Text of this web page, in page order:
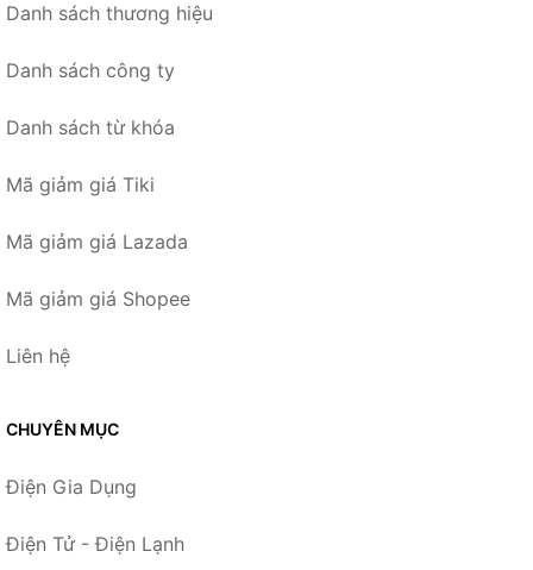
Danh sách thương hiệu
Danh sách công ty
Danh sách từ khóa
Mã giảm giá Tiki
Mã giảm giá Lazada
Mã giảm giá Shopee
Liên hệ
CHUYÊN MỤC
Điện Gia Dụng
Điện Tử - Điện Lạnh